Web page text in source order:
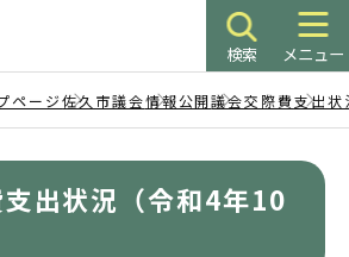
検索 メニュー
ページ佐久市議会情報公開議会交際費支出状
出状況（令和4年10